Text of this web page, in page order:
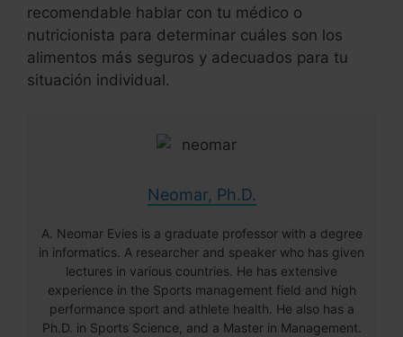
recomendable hablar con tu médico o
nutricionista para determinar cuáles son los
alimentos más seguros y adecuados para tu
situación individual.
Neomar, Ph.D.
A. Neomar Evies is a graduate professor with a degree
in informatics. A researcher and speaker who has given
lectures in various countries. He has extensive
experience in the Sports management field and high
performance sport and athlete health. He also has a
Ph.D. in Sports Science, and a Master in Management.